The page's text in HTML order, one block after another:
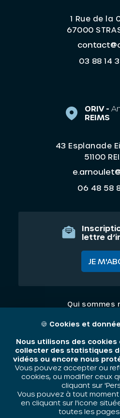
1 Rue de la
67000
03 88 14
ORIV -
REIMS
43 Esplanade
51100
06 48 58
lettre
JE
Qui sommes
Nos
Mentions
ORIV - 2026 / Tous
🍪 Cookies et
Nous utilisons des
collecter des statistiques
vidéos ou encore nous
Vous pouvez accepter ou
cookies, ou modifier ceux
cliquant sur
Vous pouvez à tout
en cliquant sur l'icone
toutes les pages